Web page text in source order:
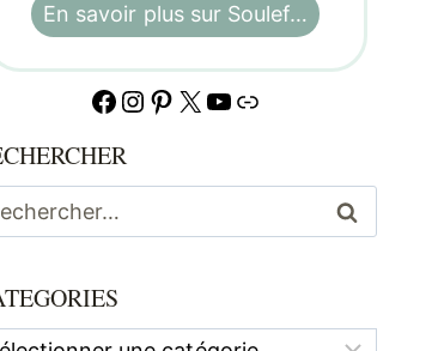
En savoir plus sur Soulef…
Facebook
Instagram
Pinterest
X YouTube
Lien
: